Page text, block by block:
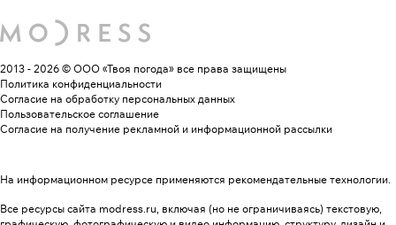
2013 - 2026 © ООО «Твоя погода» все права защищены
Политика конфиденциальности
Согласие на обработку персональных данных
Пользовательское соглашение
Согласие на получение рекламной и информационной рассылки
На информационном ресурсе применяются рекомендательные технологии.
Все ресурсы сайта modress.ru, включая (но не ограничиваясь) текстовую,